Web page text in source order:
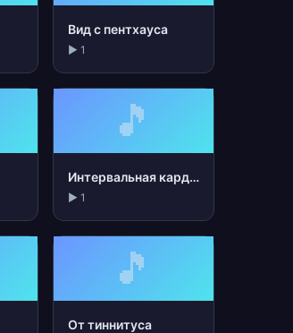
Вид с пентхауса
▶ 1
🎵
Интервальная кардио
▶ 1
🎵
От тиннитуса